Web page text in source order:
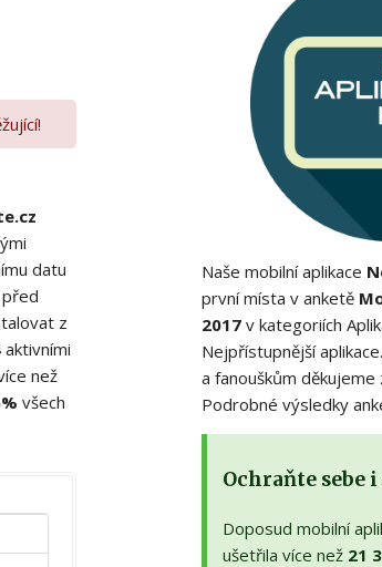
datu
z
aktivními
než
všech
Naše mobilní aplikace
první místa v anketě
2017v kategoriích
Nejpřístupnější
a fanouškům děkujeme
Podrobné výsledky
Ochraňte sebe
Doposud mobilní
ušetřila více než 21